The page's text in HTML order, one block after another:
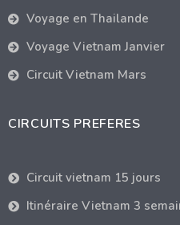
Voyage en Thailande
Voyage Vietnam Janvier
Circuit Vietnam Mars
CIRCUITS PREFERES
Circuit vietnam 15 jours
Itinéraire Vietnam 3